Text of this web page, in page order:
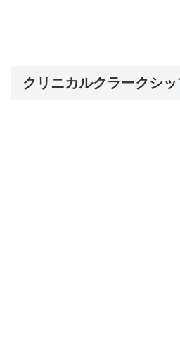
クリニカルクラークシ